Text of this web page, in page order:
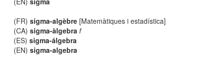
(FR)sigma-algèbre [Matemàtiques i estadística]
(CA)sigma-àlgebra f
(ES)sigma-álgebra
(EN)sigma-algebra